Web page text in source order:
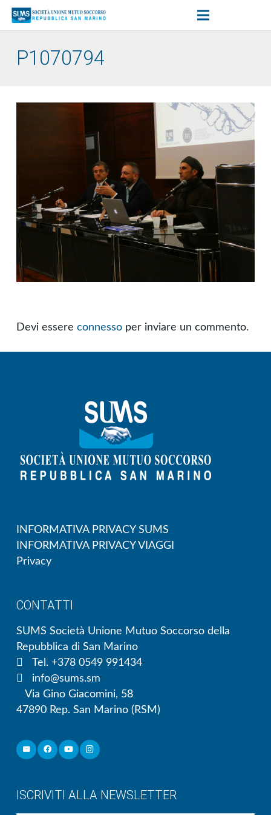
P1070794
Devi essere connesso per inviare un commento.
INFORMATIVA PRIVACY SUMS
INFORMATIVA PRIVACY VIAGGI
Privacy
CONTATTI
SUMS Società Unione Mutuo Soccorso della
Repubblica di San Marino
Tel. +378 0549 991434
info@sums.sm
Via Gino Giacomini, 58
47890 Rep. San Marino (RSM)
ISCRIVITI ALLA NEWSLETTER